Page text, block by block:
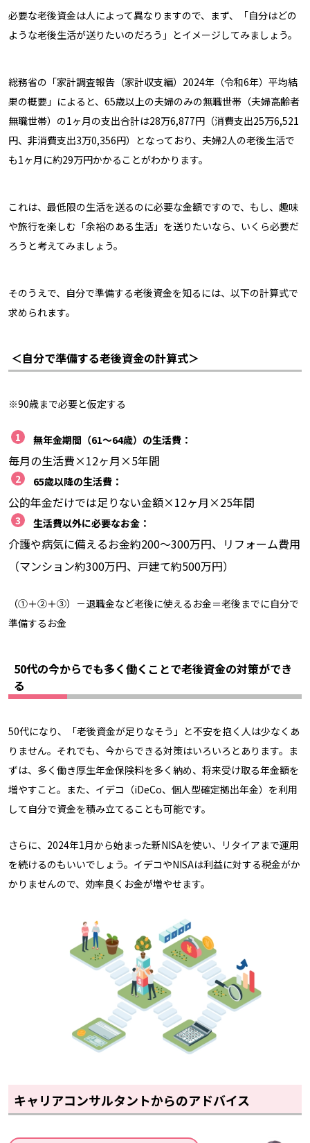
必要な老後資金は人によって異なりますので、まず、「自分はどの
ような老後生活が送りたいのだろう」とイメージしてみましょう。
総務省の「家計調査報告（家計収支編）2024年（令和6年）平均結
果の概要」によると、65歳以上の夫婦のみの無職世帯（夫婦高齢者
無職世帯）の1ヶ月の支出合計は28万6,877円（消費支出25万6,521
円、非消費支出3万0,356円）となっており、夫婦2人の老後生活で
も1ヶ月に約29万円かかることがわかります。
これは、最低限の生活を送るのに必要な金額ですので、もし、趣味
や旅行を楽しむ「余裕のある生活」を送りたいなら、いくら必要だ
ろうと考えてみましょう。
そのうえで、自分で準備する老後資金を知るには、以下の計算式で
求められます。
＜自分で準備する老後資金の計算式＞
※90歳まで必要と仮定する
無年金期間（61～64歳）の生活費：
毎月の生活費×12ヶ月×5年間
65歳以降の生活費：
公的年金だけでは足りない金額×12ヶ月×25年間
生活費以外に必要なお金：
介護や病気に備えるお金約200～300万円、リフォーム費用
（マンション約300万円、戸建て約500万円）
（①＋②＋③）－退職金など老後に使えるお金＝老後までに自分で
準備するお金
50代の今からでも多く働くことで老後資金の対策ができ
る
50代になり、「老後資金が足りなそう」と不安を抱く人は少なくあ
りません。それでも、今からできる対策はいろいろとあります。ま
ずは、多く働き厚生年金保険料を多く納め、将来受け取る年金額を
増やすこと。また、イデコ（iDeCo、個人型確定拠出年金）を利用
して自分で資金を積み立てることも可能です。
さらに、2024年1月から始まった新NISAを使い、リタイアまで運用
を続けるのもいいでしょう。イデコやNISAは利益に対する税金がか
かりませんので、効率良くお金が増やせます。
キャリアコンサルタントからのアドバイス